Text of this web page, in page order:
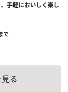
手軽においしく楽し
で
る